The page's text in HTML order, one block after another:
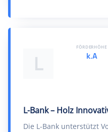
L
L-Bank – Holz
Die L-Bank unterstützt
FÖRDERHÖHE
k.A